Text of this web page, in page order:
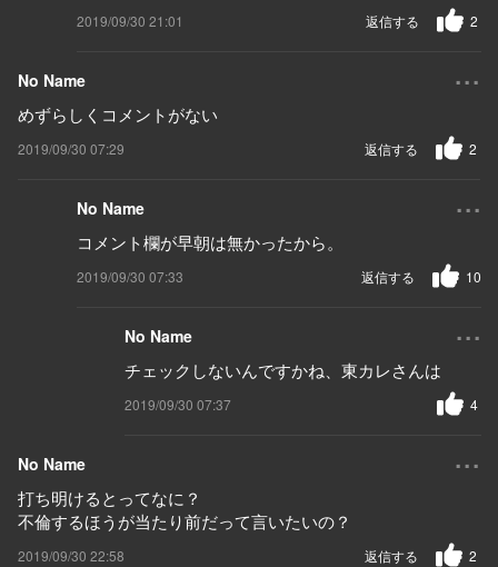
2019/09/30 21:01 2
返信する
No Name ...
めずらしくコメントがない
2019/09/30 07:29 2
返信する
No Name ...
コメント欄が早朝は無かったから。
2019/09/30 07:33 10
返信する
No Name ...
チェックしないんですかね、東カレさんは
2019/09/30 07:37 4
No Name ...
打ち明けるとってなに？
不倫するほうが当たり前だって言いたいの？
2019/09/30 22:58 2
返信する